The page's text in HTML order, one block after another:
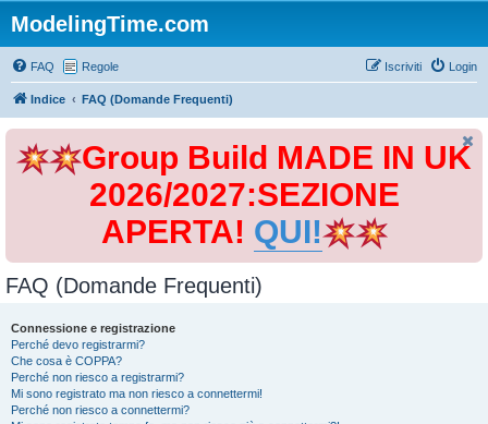
ModelingTime.com
FAQ Regole Login
Iscriviti
Indice FAQ (Domande Frequenti)
Group Build MADE IN UK
2026/2027:SEZIONE
APERTA! QUI!
FAQ (Domande Frequenti)
Connessione e registrazione
Perché devo registrarmi?
Che cosa è COPPA?
Perché non riesco a registrarmi?
Mi sono registrato ma non riesco a connettermi!
Perché non riesco a connettermi?